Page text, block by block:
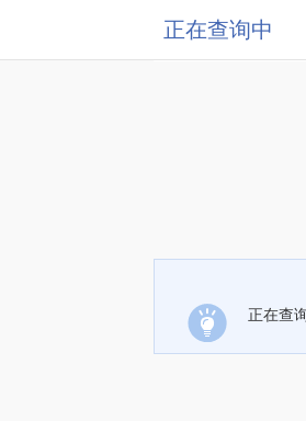
正在查询中
正在查